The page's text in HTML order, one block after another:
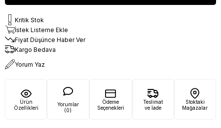
Kritik Stok
İstek Listeme Ekle
Fiyat Düşünce Haber Ver
Kargo Bedava
Yorum Yaz
Ürün
Özellikleri
Yorumlar
(0)
Ödeme
Seçenekleri
Teslimat
ve İade
Stoktaki
Mağazalar